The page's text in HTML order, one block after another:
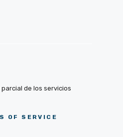
de los servicios
OF SERVICE